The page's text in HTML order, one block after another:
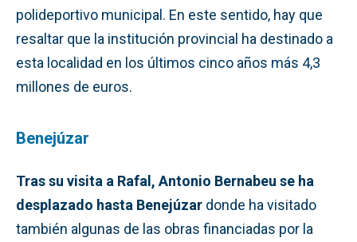
polideportivo municipal. En este sentido, hay que
resaltar que la institución provincial ha destinado a
esta localidad en los últimos cinco años más 4,3
millones de euros.
Benejúzar
Tras su visita a Rafal, Antonio Bernabeu se ha
desplazado hasta Benejúzar donde ha visitado
también algunas de las obras financiadas por la